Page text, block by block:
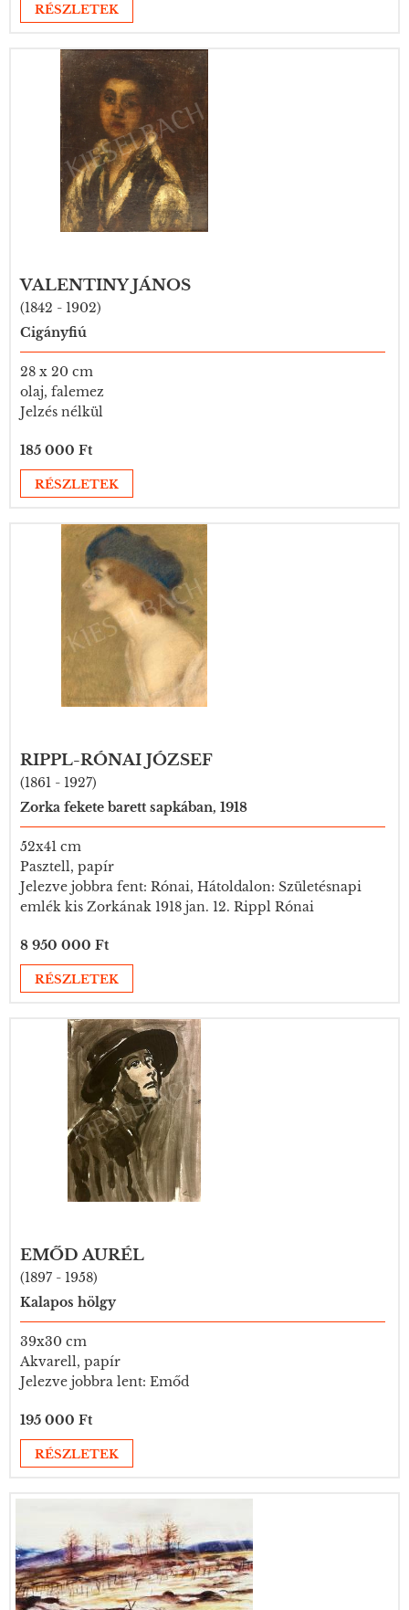
RÉSZLETEK
VALENTINY JÁNOS
(1842 - 1902)
Cigányfiú
28 x 20 cm
olaj, falemez
Jelzés nélkül
185 000 Ft
RÉSZLETEK
RIPPL-RÓNAI JÓZSEF
(1861 - 1927)
Zorka fekete barett sapkában, 1918
52x41 cm
Pasztell, papír
Jelezve jobbra fent: Rónai, Hátoldalon: Születésnapi
emlék kis Zorkának 1918 jan. 12. Rippl Rónai
8 950 000 Ft
RÉSZLETEK
EMŐD AURÉL
(1897 - 1958)
Kalapos hölgy
39x30 cm
Akvarell, papír
Jelezve jobbra lent: Emőd
195 000 Ft
RÉSZLETEK